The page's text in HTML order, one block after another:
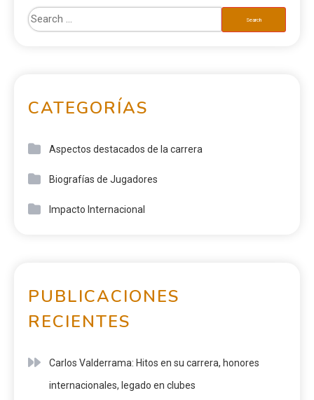
CATEGORÍAS
Aspectos destacados de la carrera
Biografías de Jugadores
Impacto Internacional
PUBLICACIONES
RECIENTES
Carlos Valderrama: Hitos en su carrera, honores
internacionales, legado en clubes